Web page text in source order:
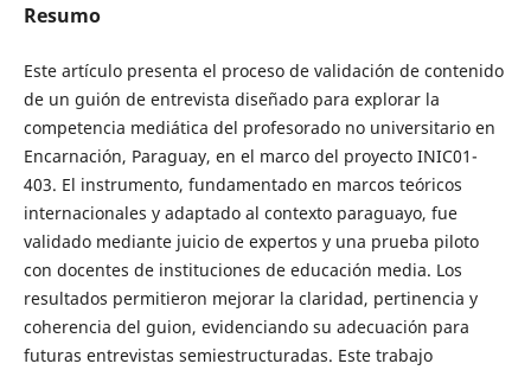
Resumo
Este artículo presenta el proceso de validación de contenido
de un guión de entrevista diseñado para explorar la
competencia mediática del profesorado no universitario en
Encarnación, Paraguay, en el marco del proyecto INIC01-
403. El instrumento, fundamentado en marcos teóricos
internacionales y adaptado al contexto paraguayo, fue
validado mediante juicio de expertos y una prueba piloto
con docentes de instituciones de educación media. Los
resultados permitieron mejorar la claridad, pertinencia y
coherencia del guion, evidenciando su adecuación para
futuras entrevistas semiestructuradas. Este trabajo